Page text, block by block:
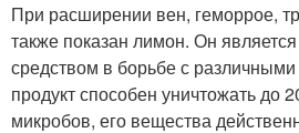
При расширении вен, геморрое,
также показан лимон. Он
средством в борьбе с
продукт способен уничтожать до
микробов, его вещества